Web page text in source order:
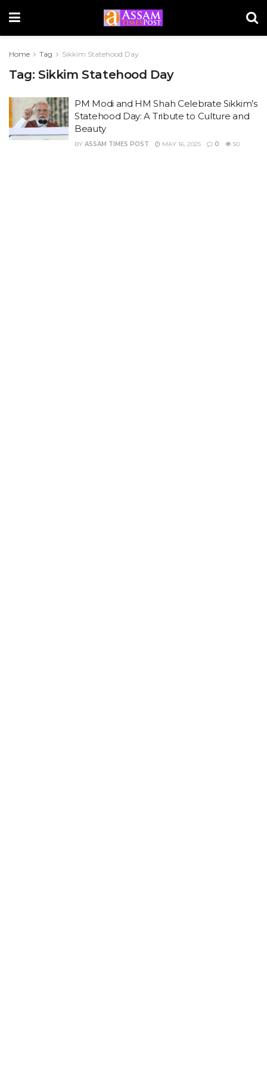
Home Tag Sikkim Statehood Day
Tag: Sikkim Statehood Day
PM Modi and HM Shah Celebrate Sikkim’s
Statehood Day: A Tribute to Culture and
Beauty
BY ASSAM TIMES POST MAY 16, 2025 0 50